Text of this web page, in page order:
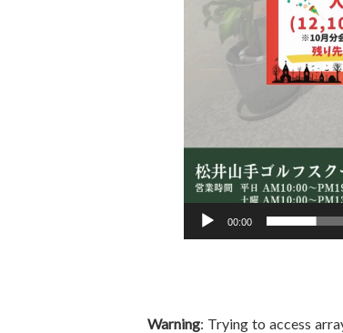
00:00
Warning: Trying to access